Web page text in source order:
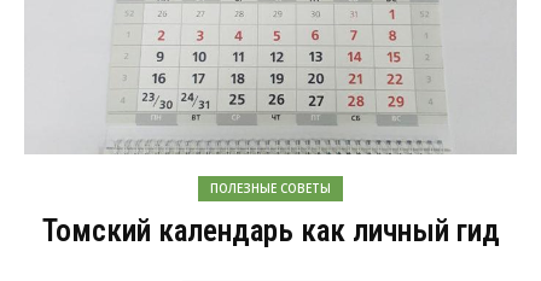
ПОЛЕЗНЫЕ СОВЕТЫ
Томский календарь как личный гид